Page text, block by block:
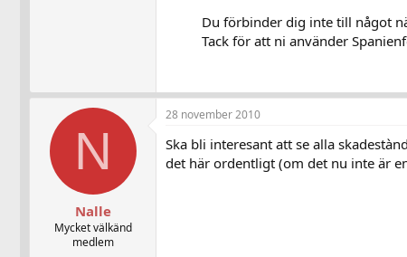
Du förbinder dig inte till något
Tack för att ni använder
N
Nalle
Mycket välkänd
medlem
28 november 2010
Ska bli interesant att se alla
det här ordentligt (om det nu inte är